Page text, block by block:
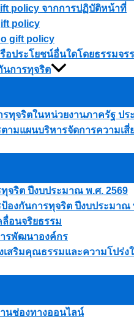
policy จากการปฏิบัติหน้าที่
policy
gift policy
อประโยชน์อื่นใดโดยธรรมจร
นการทุจริต
รทุจริตในหน่วยงานภาครัฐ ป
ามแผนบริหารจัดการความเ
จริต ปีงบประมาณ พ.ศ. 2569
องกันการทุจริต ปีงบประมาณ
ลื่อนจริยธรรม
ารพัฒนาองค์กร
เสริมคุณธรรมและความโปร่
นช่องทางออนไลน์